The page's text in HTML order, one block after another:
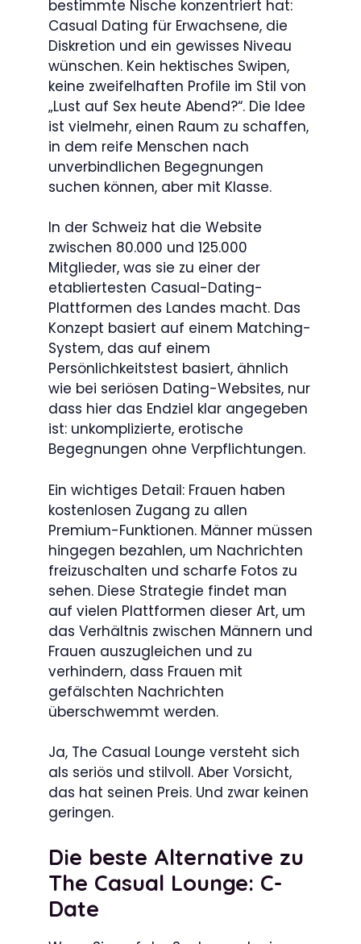
bestimmte Nische konzentriert hat:
Casual Dating für Erwachsene, die
Diskretion und ein gewisses Niveau
wünschen. Kein hektisches Swipen,
keine zweifelhaften Profile im Stil von
„Lust auf Sex heute Abend?“. Die Idee
ist vielmehr, einen Raum zu schaffen,
in dem reife Menschen nach
unverbindlichen Begegnungen
suchen können, aber mit Klasse.
In der Schweiz hat die Website
zwischen 80.000 und 125.000
Mitglieder, was sie zu einer der
etabliertesten Casual-Dating-
Plattformen des Landes macht. Das
Konzept basiert auf einem Matching-
System, das auf einem
Persönlichkeitstest basiert, ähnlich
wie bei seriösen Dating-Websites, nur
dass hier das Endziel klar angegeben
ist: unkomplizierte, erotische
Begegnungen ohne Verpflichtungen.
Ein wichtiges Detail: Frauen haben
kostenlosen Zugang zu allen
Premium-Funktionen. Männer müssen
hingegen bezahlen, um Nachrichten
freizuschalten und scharfe Fotos zu
sehen. Diese Strategie findet man
auf vielen Plattformen dieser Art, um
das Verhältnis zwischen Männern und
Frauen auszugleichen und zu
verhindern, dass Frauen mit
gefälschten Nachrichten
überschwemmt werden.
Ja, The Casual Lounge versteht sich
als seriös und stilvoll. Aber Vorsicht,
das hat seinen Preis. Und zwar keinen
geringen.
Die beste Alternative zu
The Casual Lounge: C-
Date